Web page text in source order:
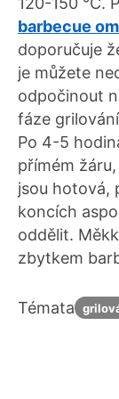
barbecue
doporučuje
je můžete
odpočinout
fáze
Po 4-5
přímém
jsou hotová,
koncích
oddělit.
zbytkem
Témata